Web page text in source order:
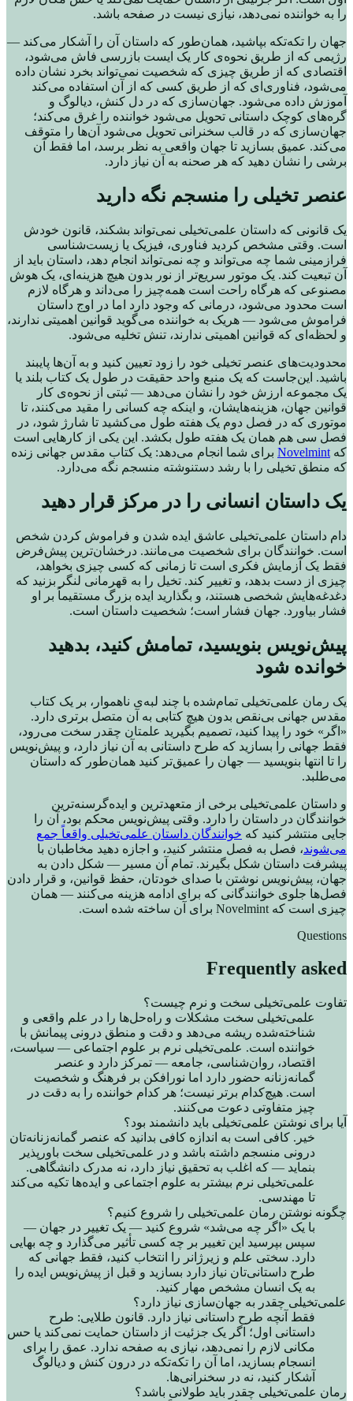
را به خواننده نمی‌دهد، نیازی نیست در صفحه باشد.
جهان را تکه‌تکه بپاشید، همان‌طور که داستان آن را آشکار می‌کند —
رژیمی که از طریق نحوه‌ی کار یک ایست بازرسی فاش می‌شود،
اقتصادی که از طریق چیزی که شخصیت نمی‌تواند بخرد نشان داده
می‌شود، فناوری‌ای که از طریق کسی که از آن استفاده می‌کند
آموزش داده می‌شود. جهان‌سازی که در دل کنش، دیالوگ و
گره‌های کوچک داستانی تحویل می‌شود خواننده را غرق می‌کند؛
جهان‌سازی که در قالب سخنرانی تحویل می‌شود آن‌ها را متوقف
می‌کند. عمیق بسازید تا جهان واقعی به نظر برسد، اما فقط آن
برشی را نشان دهید که هر صحنه به آن نیاز دارد.
عنصر تخیلی را منسجم نگه دارید
یک قانونی که داستان علمی‌تخیلی نمی‌تواند بشکند، قانون خودش
است. وقتی مشخص کردید فناوری، فیزیک یا زیست‌شناسی
فرازمینی شما چه می‌تواند و چه نمی‌تواند انجام دهد، داستان باید از
آن تبعیت کند. یک موتور سریع‌تر از نور بدون هیچ هزینه‌ای، یک هوش
مصنوعی که هرگاه راحت است همه‌چیز را می‌داند و هرگاه لازم
است محدود می‌شود، درمانی که وجود دارد اما در اوج داستان
فراموش می‌شود — هریک به خواننده می‌گوید قوانین اهمیتی ندارند،
و لحظه‌ای که قوانین اهمیتی ندارند، تنش تخلیه می‌شود.
محدودیت‌های عنصر تخیلی خود را زود تعیین کنید و به آن‌ها پایبند
باشید. این‌جاست که یک منبع واحد حقیقت در طول یک کتاب بلند یا
یک مجموعه ارزش خود را نشان می‌دهد — ثبتی از نحوه‌ی کار
قوانین جهان، هزینه‌هایشان، و اینکه چه کسانی را مقید می‌کنند، تا
موتوری که در فصل دوم یک هفته طول می‌کشید تا شارژ شود، در
فصل سی هم همان یک هفته طول بکشد. این یکی از کارهایی است
که Novelmint برای شما انجام می‌دهد: یک کتاب مقدس جهانی زنده
که منطق تخیلی را با رشد دستنوشته منسجم نگه می‌دارد.
یک داستان انسانی را در مرکز قرار دهید
دام داستان علمی‌تخیلی عاشق ایده شدن و فراموش کردن شخص
است. خوانندگان برای شخصیت می‌مانند. درخشان‌ترین پیش‌فرض
فقط یک آزمایش فکری است تا زمانی که کسی چیزی بخواهد،
چیزی از دست بدهد، و تغییر کند. تخیل را به قهرمانی لنگر بزنید که
دغدغه‌هایش شخصی هستند، و بگذارید ایده بزرگ مستقیماً بر او
فشار بیاورد. جهان فشار است؛ شخصیت داستان است.
پیش‌نویس بنویسید، تمامش کنید، بدهید
خوانده شود
یک رمان علمی‌تخیلی تمام‌شده با چند لبه‌ی ناهموار، بر یک کتاب
مقدس جهانی بی‌نقص بدون هیچ کتابی به آن متصل برتری دارد.
«اگر» خود را پیدا کنید، تصمیم بگیرید علمتان چقدر سخت می‌رود،
فقط جهانی را بسازید که طرح داستانی به آن نیاز دارد، و پیش‌نویس
را تا انتها بنویسید — جهان را عمیق‌تر کنید همان‌طور که داستان
می‌طلبد.
و داستان علمی‌تخیلی برخی از متعهدترین و ایده‌گرسنه‌ترین
خوانندگان در داستان را دارد. وقتی پیش‌نویس محکم بود، آن را
جایی منتشر کنید که خوانندگان داستان علمی‌تخیلی واقعاً جمع
می‌شوند، فصل به فصل منتشر کنید، و اجازه دهید مخاطبان با
پیشرفت داستان شکل بگیرند. تمام آن مسیر — شکل دادن به
جهان، پیش‌نویس نوشتن با صدای خودتان، حفظ قوانین، و قرار دادن
فصل‌ها جلوی خوانندگانی که برای ادامه هزینه می‌کنند — همان
چیزی است که Novelmint برای آن ساخته شده است.
Questions
Frequently asked
تفاوت علمی‌تخیلی سخت و نرم چیست؟
علمی‌تخیلی سخت مشکلات و راه‌حل‌ها را در علم واقعی و
شناخته‌شده ریشه می‌دهد و دقت و منطق درونی پیمانش با
خواننده است. علمی‌تخیلی نرم بر علوم اجتماعی — سیاست،
اقتصاد، روان‌شناسی، جامعه — تمرکز دارد و عنصر
گمانه‌زنانه حضور دارد اما نورافکن بر فرهنگ و شخصیت
است. هیچ‌کدام برتر نیست؛ هر کدام خواننده را به دقت در
چیز متفاوتی دعوت می‌کنند.
آیا برای نوشتن علمی‌تخیلی باید دانشمند بود؟
خیر. کافی است به اندازه کافی بدانید که عنصر گمانه‌زنانه‌تان
درونی منسجم داشته باشد و در علمی‌تخیلی سخت باورپذیر
بنماید — که اغلب به تحقیق نیاز دارد، نه مدرک دانشگاهی.
علمی‌تخیلی نرم بیشتر به علوم اجتماعی و ایده‌ها تکیه می‌کند
تا مهندسی.
چگونه نوشتن رمان علمی‌تخیلی را شروع کنیم؟
با یک «اگر چه می‌شد» شروع کنید — یک تغییر در جهان —
سپس بپرسید این تغییر بر چه کسی تأثیر می‌گذارد و چه بهایی
دارد. سختی علم و زیرژانر را انتخاب کنید، فقط جهانی که
طرح داستانی‌تان نیاز دارد بسازید و قبل از پیش‌نویس ایده را
به یک انسان مشخص مهار کنید.
علمی‌تخیلی چقدر به جهان‌سازی نیاز دارد؟
فقط آنچه طرح داستانی نیاز دارد. قانون طلایی: طرح
داستانی اول؛ اگر یک جزئیت از داستان حمایت نمی‌کند یا حس
مکانی لازم را نمی‌دهد، نیازی به صفحه ندارد. عمق را برای
انسجام بسازید، اما آن را تکه‌تکه در درون کنش و دیالوگ
آشکار کنید، نه در سخنرانی‌ها.
رمان علمی‌تخیلی چقدر باید طولانی باشد؟